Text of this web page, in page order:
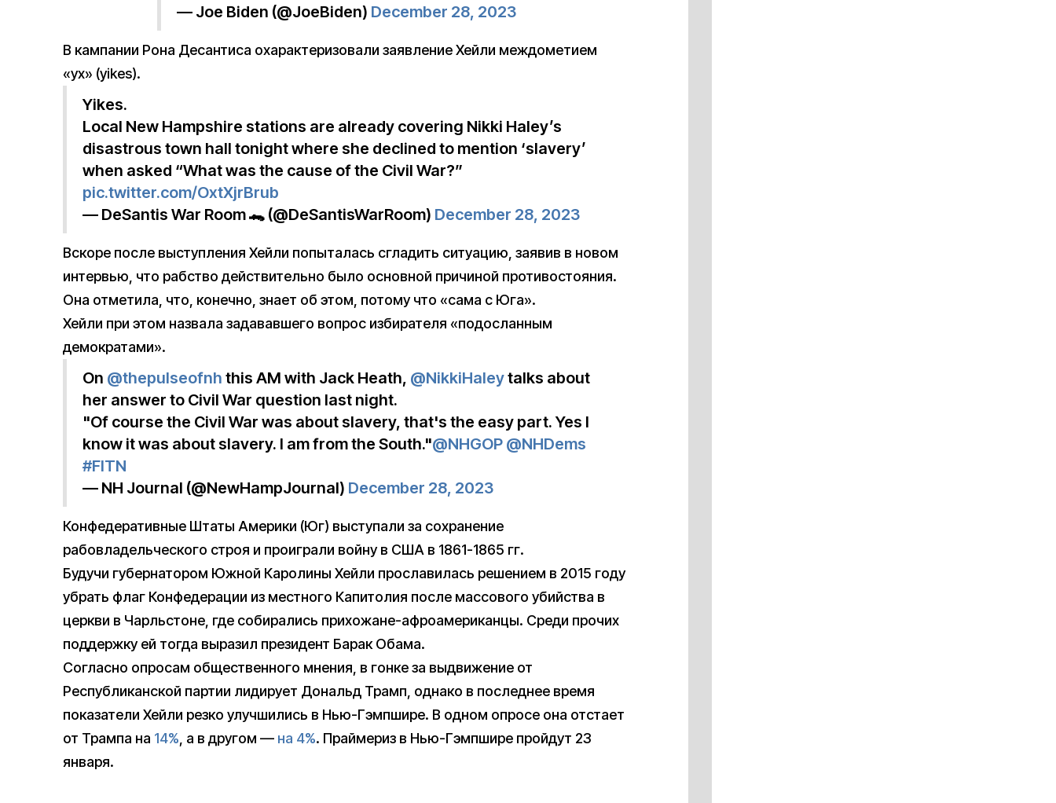
— Joe Biden (@JoeBiden) December 28, 2023
В кампании Рона Десантиса охарактеризовали заявление Хейли междометием
«ух» (yikes).
Yikes.
Local New Hampshire stations are already covering Nikki Haley’s
disastrous town hall tonight where she declined to mention ‘slavery’
when asked “What was the cause of the Civil War?”
pic.twitter.com/OxtXjrBrub
— DeSantis War Room 🐊 (@DeSantisWarRoom) December 28, 2023
Вскоре после выступления Хейли попыталась сгладить ситуацию, заявив в новом
интервью, что рабство действительно было основной причиной противостояния.
Она отметила, что, конечно, знает об этом, потому что «сама с Юга».
Хейли при этом назвала задававшего вопрос избирателя «подосланным
демократами».
On @thepulseofnh this AM with Jack Heath, @NikkiHaleytalks about
her answer to Civil War question last night.
"Of course the Civil War was about slavery, that's the easy part. Yes I
know it was about slavery. I am from the South."@NHGOP @NHDems
#FITN
— NH Journal (@NewHampJournal) December 28, 2023
Конфедеративные Штаты Америки (Юг) выступали за сохранение
рабовладельческого строя и проиграли войну в США в 1861-1865 гг.
Будучи губернатором Южной Каролины Хейли прославилась решением в 2015 году
убрать флаг Конфедерации из местного Капитолия после массового убийства в
церкви в Чарльстоне, где собирались прихожане-афроамериканцы. Среди прочих
поддержку ей тогда выразил президент Барак Обама.
Согласно опросам общественного мнения, в гонке за выдвижение от
Республиканской партии лидирует Дональд Трамп, однако в последнее время
показатели Хейли резко улучшились в Нью-Гэмпшире. В одном опросе она отстает
от Трампа на 14% , а в другом — на 4%. Праймериз в Нью-Гэмпшире пройдут 23
января.